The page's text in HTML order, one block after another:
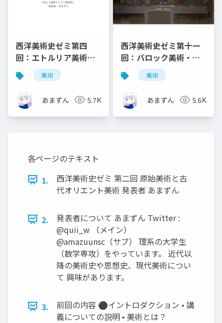
西洋美術史ゼミ第四
回：エトルリア美術と
ローマ美術
美術
あまずん 5.7K
西洋美術史ゼミ第十一
回：バロック美術・ロ
ココ美術美術
あまずん 5.6K
各ページのテキスト
1.
西洋美術史ゼミ 第二回 原始美術と古
代オリエント美術 発表者 あまずん
2.
発表者について あまずん Twitter :
@quii_w （メイン）
@amazuunsc（サブ） 理系の大学生
（数学専攻）をやっています。 近代以
降の美術史や思想史、現代美術につい
て 興味があります。
3.
前回の内容 ⚫イントロダクション • 講
義についての説明 • 美術とは？